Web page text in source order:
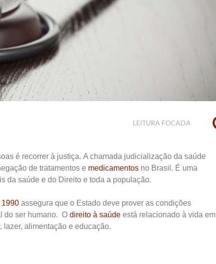
LEITURA FOCADA
é recorrer à justiça. A chamada judicialização da saúde
de tratamentos e medicamentos no Brasil. É uma
da saúde e do Direito e toda a população.
1990 assegura que o Estado deve prover as condições
do ser humano. O direito à saúde está relacionado à vida em
alimentação e educação.